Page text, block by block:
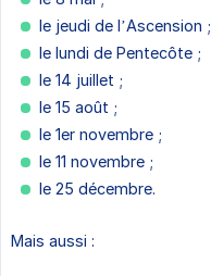
le jeudi de l’Ascension ;
le lundi de Pentecôte ;
le 14 juillet ;
le 15 août ;
le 1er novembre ;
le 11 novembre ;
le 25 décembre.
Mais aussi :